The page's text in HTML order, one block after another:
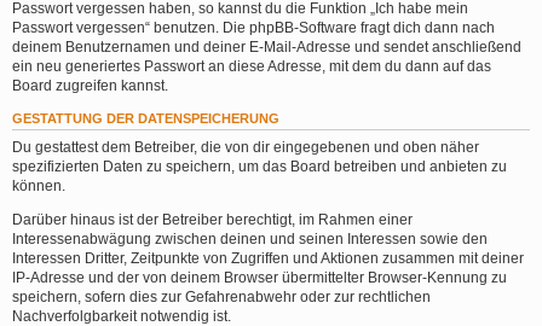
Passwort vergessen haben, so kannst du die Funktion „Ich habe mein
Passwort vergessen“ benutzen. Die phpBB-Software fragt dich dann nach
deinem Benutzernamen und deiner E-Mail-Adresse und sendet anschließend
ein neu generiertes Passwort an diese Adresse, mit dem du dann auf das
Board zugreifen kannst.
GESTATTUNG DER DATENSPEICHERUNG
Du gestattest dem Betreiber, die von dir eingegebenen und oben näher
spezifizierten Daten zu speichern, um das Board betreiben und anbieten zu
können.
Darüber hinaus ist der Betreiber berechtigt, im Rahmen einer
Interessenabwägung zwischen deinen und seinen Interessen sowie den
Interessen Dritter, Zeitpunkte von Zugriffen und Aktionen zusammen mit deiner
IP-Adresse und der von deinem Browser übermittelter Browser-Kennung zu
speichern, sofern dies zur Gefahrenabwehr oder zur rechtlichen
Nachverfolgbarkeit notwendig ist.